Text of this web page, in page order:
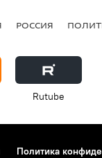
РОССИЯ
Rutube
Политика